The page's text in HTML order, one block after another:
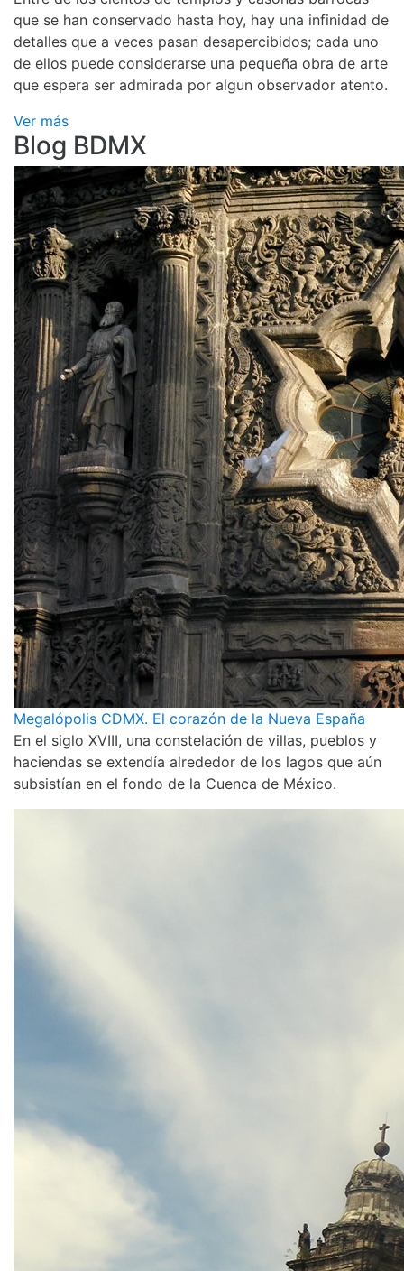
que se han conservado hasta hoy, hay una infinidad de
detalles que a veces pasan desapercibidos; cada uno
de ellos puede considerarse una pequeña obra de arte
que espera ser admirada por algun observador atento.
Ver más
Blog BDMX
Megalópolis CDMX. El corazón de la Nueva España
En el siglo XVIII, una constelación de villas, pueblos y
haciendas se extendía alrededor de los lagos que aún
subsistían en el fondo de la Cuenca de México.